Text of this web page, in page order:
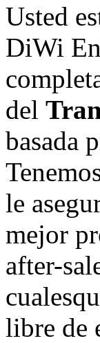
Usted
DiWi
del
basada
le
mejor
after-
libre de